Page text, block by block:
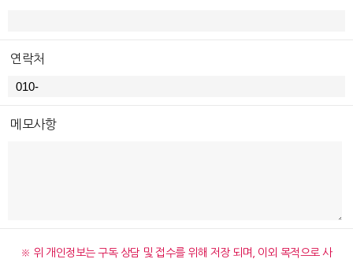
연락처
메모사항
※ 위 개인정보는 구독 상담 및 접수를 위해 저장 되며, 이외 목적으로 사